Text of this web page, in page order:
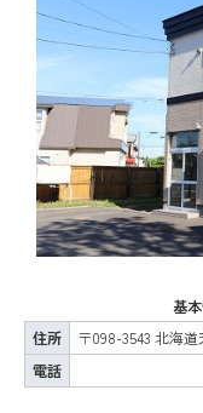
基
住所
〒098-3543 北海
電話